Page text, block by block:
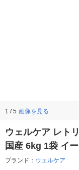
1 / 5 画像を見る
ウェルケア レト
国産 6kg 1袋 イ
ブランド： ウェルケア